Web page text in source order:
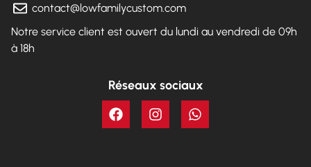
contact@lowfamilycustom.com
Notre service client est ouvert du lundi au vendredi de 09h
à 18h
Réseaux sociaux